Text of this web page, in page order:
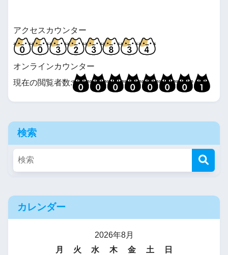
アクセスカウンター
オンラインカウンター
現在の閲覧者数:
検索
カレンダー
2026年8月
月
火 水 木 金 土
日